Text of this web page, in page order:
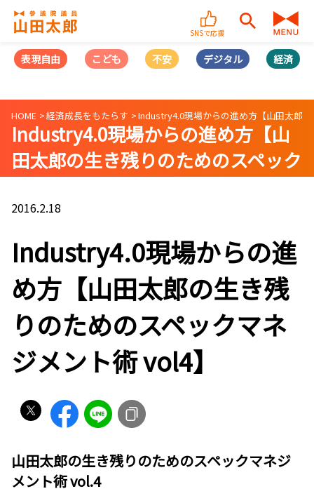
SNSで応援
表現自由 こども 不安 デジタル 経済
HOME 経済成長をもたらす Industry4.0現場からの進め方【山田太郎
Industry4.0現場からの進め方【山
田太郎の生き残りのためのスペック
マネジメント術 vol4】
2016.2.18
Industry4.0現場からの進
め方【山田太郎の生き残
りのためのスペックマネ
ジメント術 vol4】
山田太郎の生き残りのためのスペックマネジ
メント術 vol.4